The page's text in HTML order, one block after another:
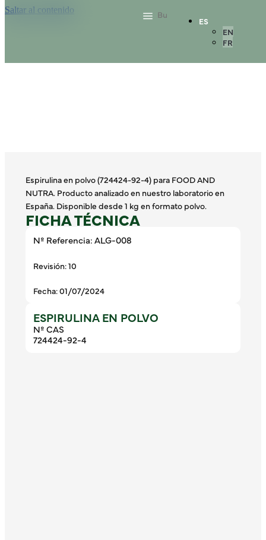
Saltar al contenido
ES
EN
FR
Espirulina en polvo (724424-92-4) para FOOD AND
NUTRA. Producto analizado en nuestro laboratorio en
España. Disponible desde 1 kg en formato polvo.
FICHA TÉCNICA
Nº Referencia: ALG-008
Revisión: 10
Fecha: 01/07/2024
ESPIRULINA EN POLVO
Nº CAS
724424-92-4